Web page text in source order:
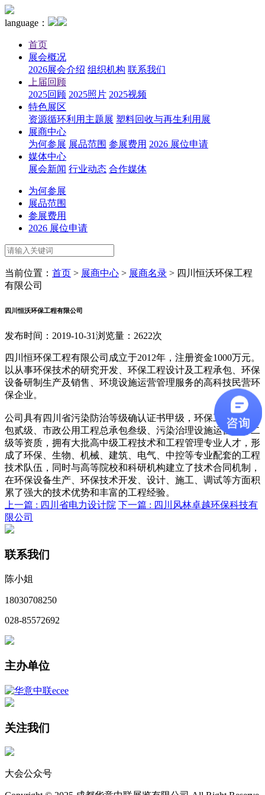
language：
首页
展会概况
2026展会介绍 组织机构 联系我们
上届回顾
2025回顾 2025照片 2025视频
特色展区
资源循环利用主题展 塑料回收与再生利用展
展商中心
为何参展 展品范围 参展费用 2026 展位申请
媒体中心
展会新闻 行业动态 合作媒体
为何参展
展品范围
参展费用
2026 展位申请
当前位置： 首页 > 展商中心 > 展商名录 > 四川恒沃环保工程
有限公司
四川恒沃环保工程有限公司
发布时间：2019-10-31浏览量：2622次
四川恒环保工程有限公司成立于2012年，注册资金1000万元。
以从事环保技术的研究开发、环保工程设计及工程承包、环保
设备研制生产及销售、环境设施运营管理服务的高科技民营环
保企业。
公司具有四川省污染防治等级确认证书甲级，环保工程专业承
包贰级、市政公用工程总承包叁级、污染治理设施运营服务二
级等资质，拥有大批高中级工程技术和工程管理专业人才，形
成了环保、生物、机械、建筑、电气、中控等专业配套的工程
技术队伍，同时与高等院校和科研机构建立了技术合同机制，
在环保设备生产、环保技术开发、设计、施工、调试等方面积
累了强大的技术优势和丰富的工程经验。
上一篇 : 四川省电力设计院 下一篇 : 四川风林卓越环保科技有
限公司
联系我们
陈小姐
18030708250
028-85572692
主办单位
关注我们
大会公众号